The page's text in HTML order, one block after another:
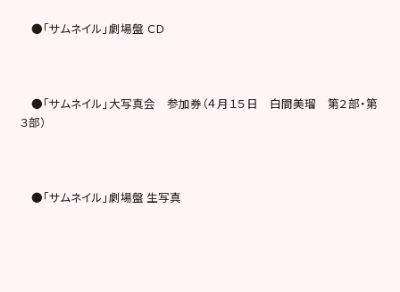
●「サムネイル」劇場盤 ＣＤ
●「サムネイル」大写真会 参加券（４月１５日 白間美瑠 第２部・第
３部）
●「サムネイル」劇場盤 生写真